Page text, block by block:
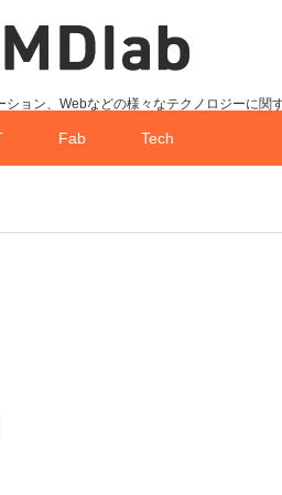
ョン、Webなどの様々なテクノロジーに関
Fab Tech